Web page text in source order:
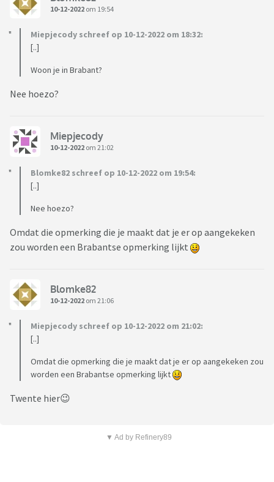
10-12-2022 om 19:54
Miepjecody schreef op 10-12-2022 om 18:32:
[..]
Woon je in Brabant?
Nee hoezo?
Miepjecody
10-12-2022 om 21:02
Blomke82 schreef op 10-12-2022 om 19:54:
[..]
Nee hoezo?
Omdat die opmerking die je maakt dat je er op aangekeken
zou worden een Brabantse opmerking lijkt
Blomke82
10-12-2022 om 21:06
Miepjecody schreef op 10-12-2022 om 21:02:
[..]
Omdat die opmerking die je maakt dat je er op aangekeken zou
worden een Brabantse opmerking lijkt
Twente hier😉
▼ Ad by Refinery89